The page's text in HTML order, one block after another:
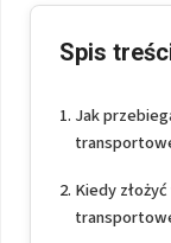
Spis
Jak
Kiedy